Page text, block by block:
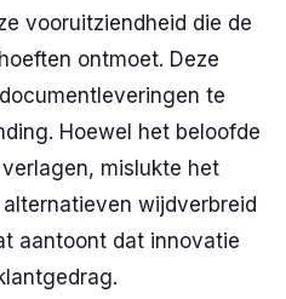
vooruitziendheid die de
ontmoet. Deze
te
Hoewel het beloofde
mislukte het
wijdverbreid
aantoont dat innovatie